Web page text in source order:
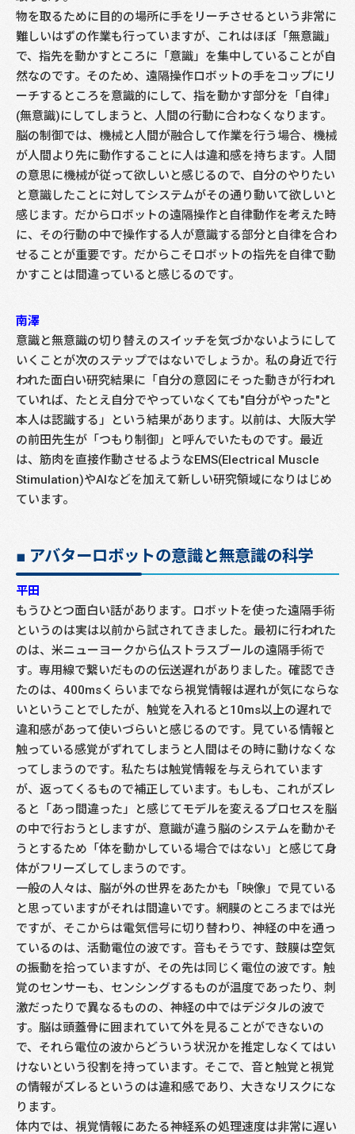
物を取るために目的の場所に手をリーチさせるという非常に
難しいはずの作業も行っていますが、これはほぼ「無意識」
で、指先を動かすところに「意識」を集中していることが自
然なのです。そのため、遠隔操作ロボットの手をコップにリ
ーチするところを意識的にして、指を動かす部分を「自律」
(無意識)にしてしまうと、人間の行動に合わなくなります。
脳の制御では、機械と人間が融合して作業を行う場合、機械
が人間より先に動作することに人は違和感を持ちます。人間
の意思に機械が従って欲しいと感じるので、自分のやりたい
と意識したことに対してシステムがその通り動いて欲しいと
感じます。だからロボットの遠隔操作と自律動作を考えた時
に、その行動の中で操作する人が意識する部分と自律を合わ
せることが重要です。だからこそロボットの指先を自律で動
かすことは間違っていると感じるのです。
南澤
意識と無意識の切り替えのスイッチを気づかないようにして
いくことが次のステップではないでしょうか。私の身近で行
われた面白い研究結果に「自分の意図にそった動きが行われ
ていれば、たとえ自分でやっていなくても"自分がやった"と
本人は認識する」という結果があります。以前は、大阪大学
の前田先生が「つもり制御」と呼んでいたものです。最近
は、筋肉を直接作動させるようなEMS(Electrical Muscle
Stimulation)やAIなどを加えて新しい研究領域になりはじめ
ています。
■ アバターロボットの意識と無意識の科学
平田
もうひとつ面白い話があります。ロボットを使った遠隔手術
というのは実は以前から試されてきました。最初に行われた
のは、米ニューヨークから仏ストラスブールの遠隔手術で
す。専用線で繋いだものの伝送遅れがありました。確認でき
たのは、400msくらいまでなら視覚情報は遅れが気にならな
いということでしたが、触覚を入れると10ms以上の遅れで
違和感があって使いづらいと感じるのです。見ている情報と
触っている感覚がずれてしまうと人間はその時に動けなくな
ってしまうのです。私たちは触覚情報を与えられています
が、返ってくるもので補正しています。もしも、これがズレ
ると「あっ間違った」と感じてモデルを変えるプロセスを脳
の中で行おうとしますが、意識が違う脳のシステムを動かそ
うとするため「体を動かしている場合ではない」と感じて身
体がフリーズしてしまうのです。
一般の人々は、脳が外の世界をあたかも「映像」で見ている
と思っていますがそれは間違いです。網膜のところまでは光
ですが、そこからは電気信号に切り替わり、神経の中を通っ
ているのは、活動電位の波です。音もそうです、鼓膜は空気
の振動を拾っていますが、その先は同じく電位の波です。触
覚のセンサーも、センシングするものが温度であったり、刺
激だったりで異なるものの、神経の中ではデジタルの波で
す。脳は頭蓋骨に囲まれていて外を見ることができないの
で、それら電位の波からどういう状況かを推定しなくてはい
けないという役割を持っています。そこで、音と触覚と視覚
の情報がズレるというのは違和感であり、大きなリスクにな
ります。
体内では、視覚情報にあたる神経系の処理速度は非常に遅い